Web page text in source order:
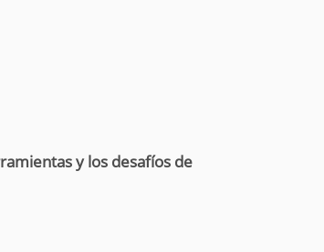
y los desafíos de